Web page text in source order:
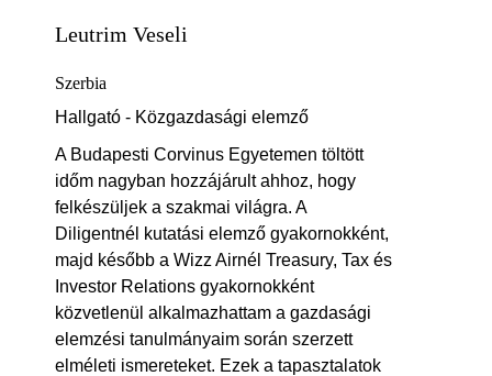
Leutrim Veseli
Szerbia
Hallgató - Közgazdasági elemző
A Budapesti Corvinus Egyetemen töltött
időm nagyban hozzájárult ahhoz, hogy
felkészüljek a szakmai világra. A
Diligentnél kutatási elemző gyakornokként,
majd később a Wizz Airnél Treasury, Tax és
Investor Relations gyakornokként
közvetlenül alkalmazhattam a gazdasági
elemzési tanulmányaim során szerzett
elméleti ismereteket. Ezek a tapasztalatok